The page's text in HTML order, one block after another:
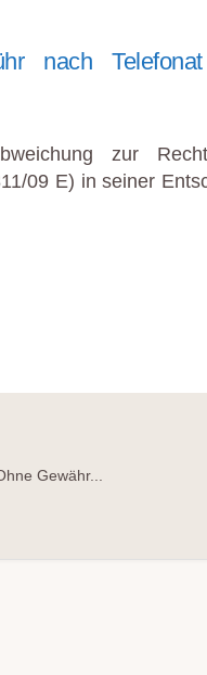
nach
zur
09 E) in seiner
Gewähr...